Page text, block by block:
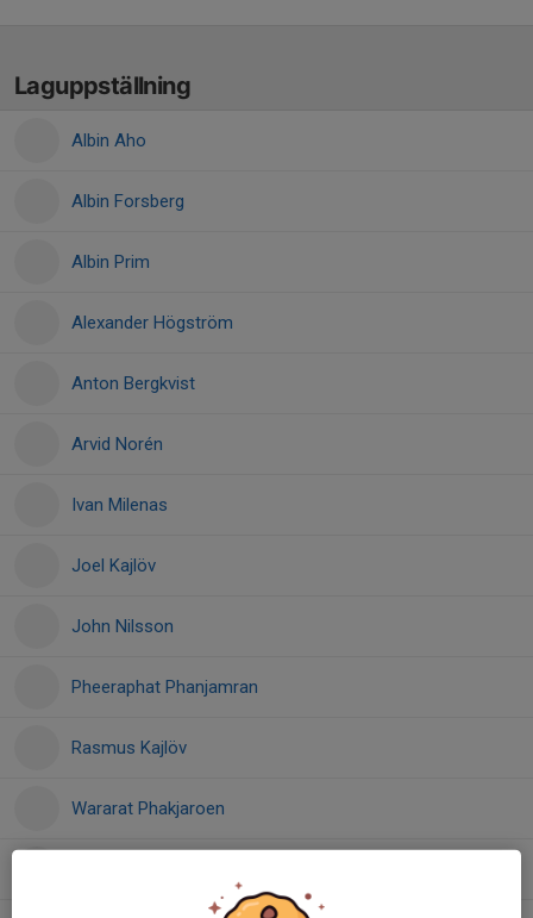
Laguppställning
Albin Aho
Albin Forsberg
Albin Prim
Alexander Högström
Anton Bergkvist
Arvid Norén
Ivan Milenas
Joel Kajlöv
John Nilsson
Pheeraphat Phanjamran
Rasmus Kajlöv
Wararat Phakjaroen